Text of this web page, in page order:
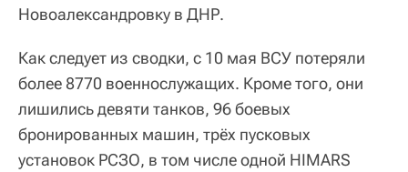
Новоалександровку в ДНР.
Как следует из сводки, с 10 мая ВСУ потеряли
более 8770 военнослужащих. Кроме того, они
лишились девяти танков, 96 боевых
бронированных машин, трёх пусковых
установок РСЗО, в том числе одной HIMARS